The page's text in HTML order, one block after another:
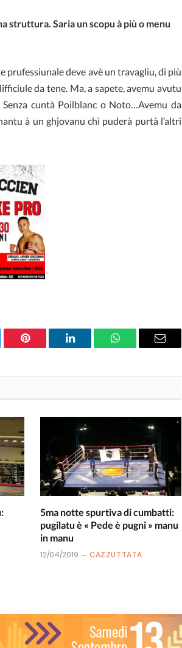
struttura. Saria un scopu à più o menu
prufessiunale deve avè un travagliu, di più
da tene. Ma, a sapete, avemu avutu
cuntà Poilblanc o Noto…Avemu da
à un ghjovanu chì puderà purtà l’altri
Pinterest LinkedIn WhatsAppEmail
5ma notte spurtiva di cumbatti:
pugilatu è « Pede è pugni » manu
in manu
12/04/2019 CAZZUTTATA